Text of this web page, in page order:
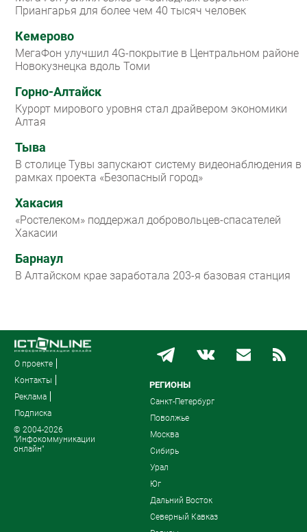
Приангарья для более чем 40 тысяч человек
Кемерово
МегаФон улучшил 4G-покрытие в Центральном районе
Новокузнецка вдоль Томи
Горно-Алтайск
Курорт мирового уровня стал драйвером экономики
Алтая
Тыва
В столице Тувы запускают систему видеонаблюдения в
рамках проекта «Безопасный город»
Хакасия
«Ростелеком» поддержал добровольцев-спасателей
Хакасии
Барнаул
В Алтайском крае заработала 203-я базовая станция
О проекте
Контакты
Реклама
Подписка
© 2004-2026
"Инфокоммуникации
онлайн"
РЕГИОНЫ
Санкт-Петербург
Поволжье
Москва
Сибирь
Урал
Юг
Дальний Восток
Северный Кавказ